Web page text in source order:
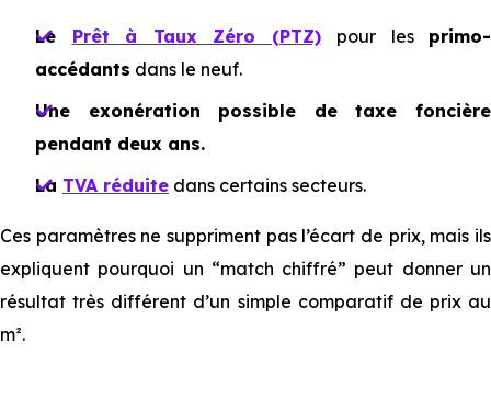
Le Prêt à Taux Zéro (PTZ) pour les primo-
accédants dans le neuf.
Une exonération possible de taxe foncière
pendant deux ans.
La TVA réduite dans certains secteurs.
Ces paramètres ne suppriment pas l’écart de prix, mais ils
expliquent pourquoi un “match chiffré” peut donner un
résultat très différent d’un simple comparatif de prix au
m².